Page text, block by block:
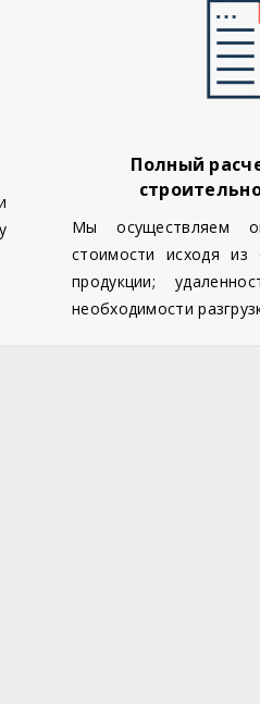
Полный
Мы осуществляем
стоимости исходя из
продукции;
необходимости